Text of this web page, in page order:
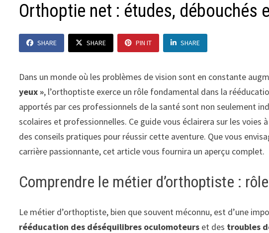
Orthoptie net : études, débouchés
SHARE SHARE PIN IT SHARE
Dans un monde où les problèmes de vision sont en constante
yeux », l’orthoptiste exerce un rôle fondamental dans la
apportés par ces professionnels de la santé sont non seulement
scolaires et professionnelles. Ce guide vous éclairera sur les
des conseils pratiques pour réussir cette aventure. Que vous
carrière passionnante, cet article vous fournira un aperçu complet.
Comprendre le métier d’orthoptiste :
Le métier d’orthoptiste, bien que souvent méconnu, est d’une
rééducation des déséquilibres oculomoteurs et des troubles